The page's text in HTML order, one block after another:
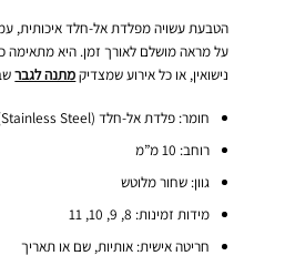
הטבעת עשויה מפלדת אל-חלד איכותית,
על מראה מושלם לאורך זמן. היא מתאימה
נישואין, או כל אירוע שמצדיקמתנה לגבר
חומר: פלדת אל-חלד (Stainless Steel)
רוחב: 10 מ”מ
גוון: שחור מלוטש
מידות זמינות: 8, 9, 10, 11
חריטה אישית: אותיות, שם או תאריך